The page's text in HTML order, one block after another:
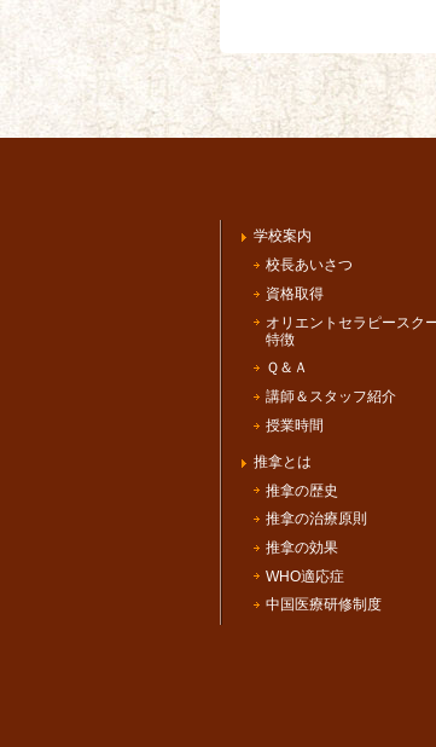
学校案内
校長あいさつ
資格取得
オリエントセラピースク
特徴
Ｑ＆Ａ
講師＆スタッフ紹介
授業時間
推拿とは
推拿の歴史
推拿の治療原則
推拿の効果
WHO適応症
中国医療研修制度